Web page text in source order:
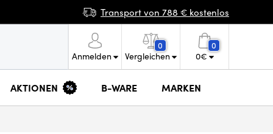
Transport von 788 € kostenlos
Anmelden
0
Vergleichen
0
0€
AKTIONEN B-WARE MARKEN